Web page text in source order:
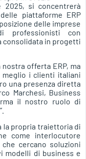
2025, si concentrerà
piattaforme ERP
delle imprese
professionisti con
consolidata in progetti
offerta ERP, ma
meglio i clienti italiani
una presenza diretta
Marchesi, Business
il nostro ruolo di
la propria traiettoria di
come interlocutore
cercano soluzioni
modelli di business e